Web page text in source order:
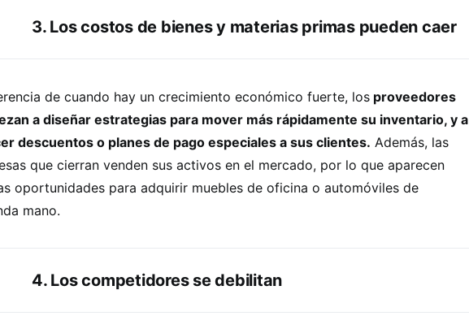
3. Los costos de bienes y materias primas pueden caer
de cuando hay un crecimiento económico fuerte, los proveedores
a diseñar estrategias para mover más rápidamente su inventario, y a
descuentos o planes de pago especiales a sus clientes. Además, las
que cierran venden sus activos en el mercado, por lo que aparecen
oportunidades para adquirir muebles de oficina o automóviles de
mano.
4. Los competidores se debilitan